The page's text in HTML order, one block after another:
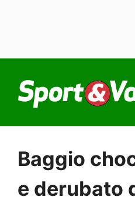
contenuto
Baggio
e derubato